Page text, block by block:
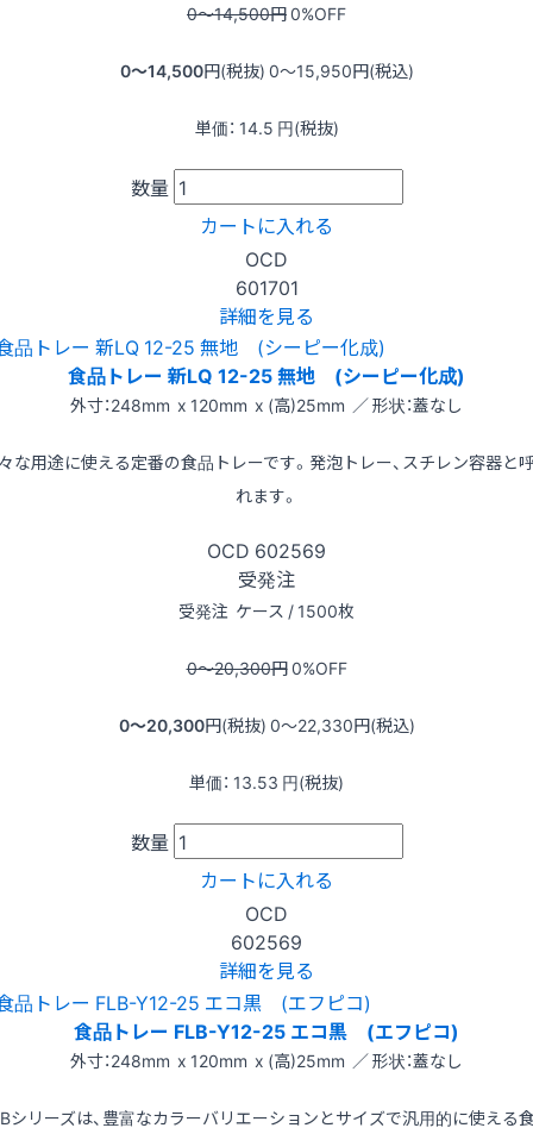
0〜14,500円0%OFF
0〜14,500円(税抜) 0〜15,950円(税込)
単価： 14.5 円(税抜)
数量
カートに入れる
OCD
601701
詳細を見る
食品トレー 新LQ 12-25 無地 (シーピー化成)
外寸：248mm x 120mm x (高)25mm ／ 形状：蓋なし
な用途に使える定番の食品トレーです。発泡トレー、スチレン容器と
れます。
OCD 602569
受発注
受発注 ケース / 1500枚
0〜20,300円0%OFF
0〜20,300円(税抜) 0〜22,330円(税込)
単価： 13.53 円(税抜)
数量
カートに入れる
OCD
602569
詳細を見る
食品トレー FLB-Y12-25 エコ黒 (エフピコ)
外寸：248mm x 120mm x (高)25mm ／ 形状：蓋なし
シリーズは、豊富なカラーバリエーションとサイズで汎用的に使える